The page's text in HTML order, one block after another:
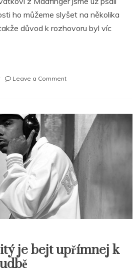
ho můžeme slyšet na několika
důvod k rozhovoru byl víc
Leave a Commenton
můj
je bejt upřímnej k